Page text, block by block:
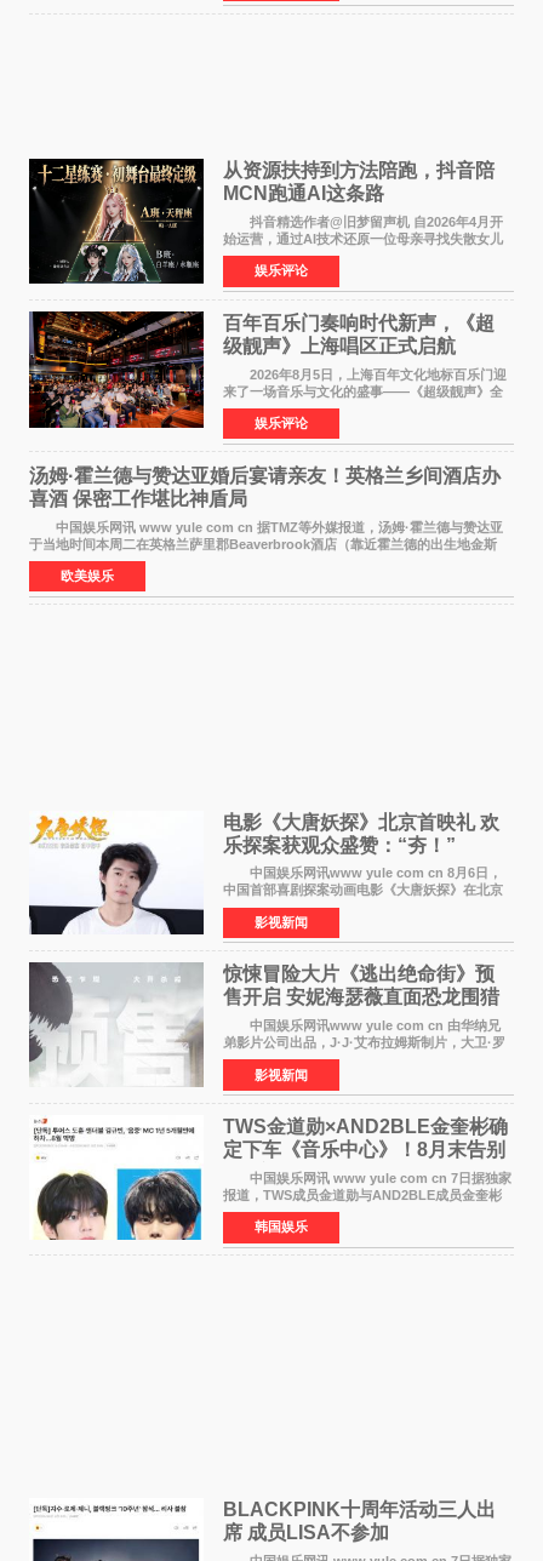
人参与的作品亦曾
从资源扶持到方法陪跑，抖音陪
MCN跑通AI这条路
抖音精选作者@旧梦留声机 自2026年4月开
始运营，通过AI技术还原一位母亲寻找失散女儿
的故事，凭借强情感表达获得大量用户关注，发
布仅21小时便获得超1亿曝光、超1000万互动。
此后，账号持续沿
娱乐评论
百年百乐门奏响时代新声，《超
级靓声》上海唱区正式启航
2026年8月5日，上海百年文化地标百乐门迎
来了一场音乐与文化的盛事——《超级靓声》全
国励志音乐公益节目上海唱区新闻发布会暨启动
仪式在此隆重举行。各界领导、嘉宾与媒体朋友
齐聚一堂，共同
娱乐评论
汤姆·霍兰德与赞达亚婚后宴请亲友！英格兰乡间酒店办
喜酒 保密工作堪比神盾局
中国娱乐网讯 www yule com cn 据TMZ等外媒报道，汤姆·霍兰德与赞达亚
于当地时间本周二在英格兰萨里郡Beaverbrook酒店（靠近霍兰德的出生地金斯
顿）举办婚宴，邀请家人与朋友们喝喜酒，庆祝
欧美娱乐
电影《大唐妖探》北京首映礼 欢
乐探案获观众盛赞：“夯！”
中国娱乐网讯www yule com cn 8月6日，
中国首部喜剧探案动画电影《大唐妖探》在北京
举办电影首映礼。导演程腾、联合导演黄珉、总
制片人曹紫建、制片人李莹莹，配音导演张喆，
对白指导程寅，领
影视新闻
惊悚冒险大片《逃出绝命街》预
售开启 安妮海瑟薇直面恐龙围猎
中国娱乐网讯www yule com cn 由华纳兄
弟影片公司出品，J·J·艾布拉姆斯制片，大卫·罗
伯特·米切尔执导，好莱坞巨星安妮·海瑟薇和伊万
·麦克格雷格领衔主演的2026暑期惊悚冒险大片
《逃出绝
影视新闻
TWS金道勋×AND2BLE金奎彬确
定下车《音乐中心》！8月末告别
MC席位
中国娱乐网讯 www yule com cn 7日据独家
报道，TWS成员金道勋与AND2BLE成员金奎彬
将于8月离开《音乐中心》MC的位置。 金道
勋与金奎彬于去年3月与H2H A-NA一起被选为
《音乐中心》MC，约1
韩国娱乐
BLACKPINK十周年活动三人出
席 成员LISA不参加